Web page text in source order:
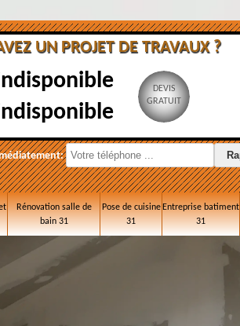
UN PROJET DE TRAVAUX ?
DEVIS
GRATUIT
Rénovation salle de
bain 31
Pose de cuisine
31
Entreprise batiment
31